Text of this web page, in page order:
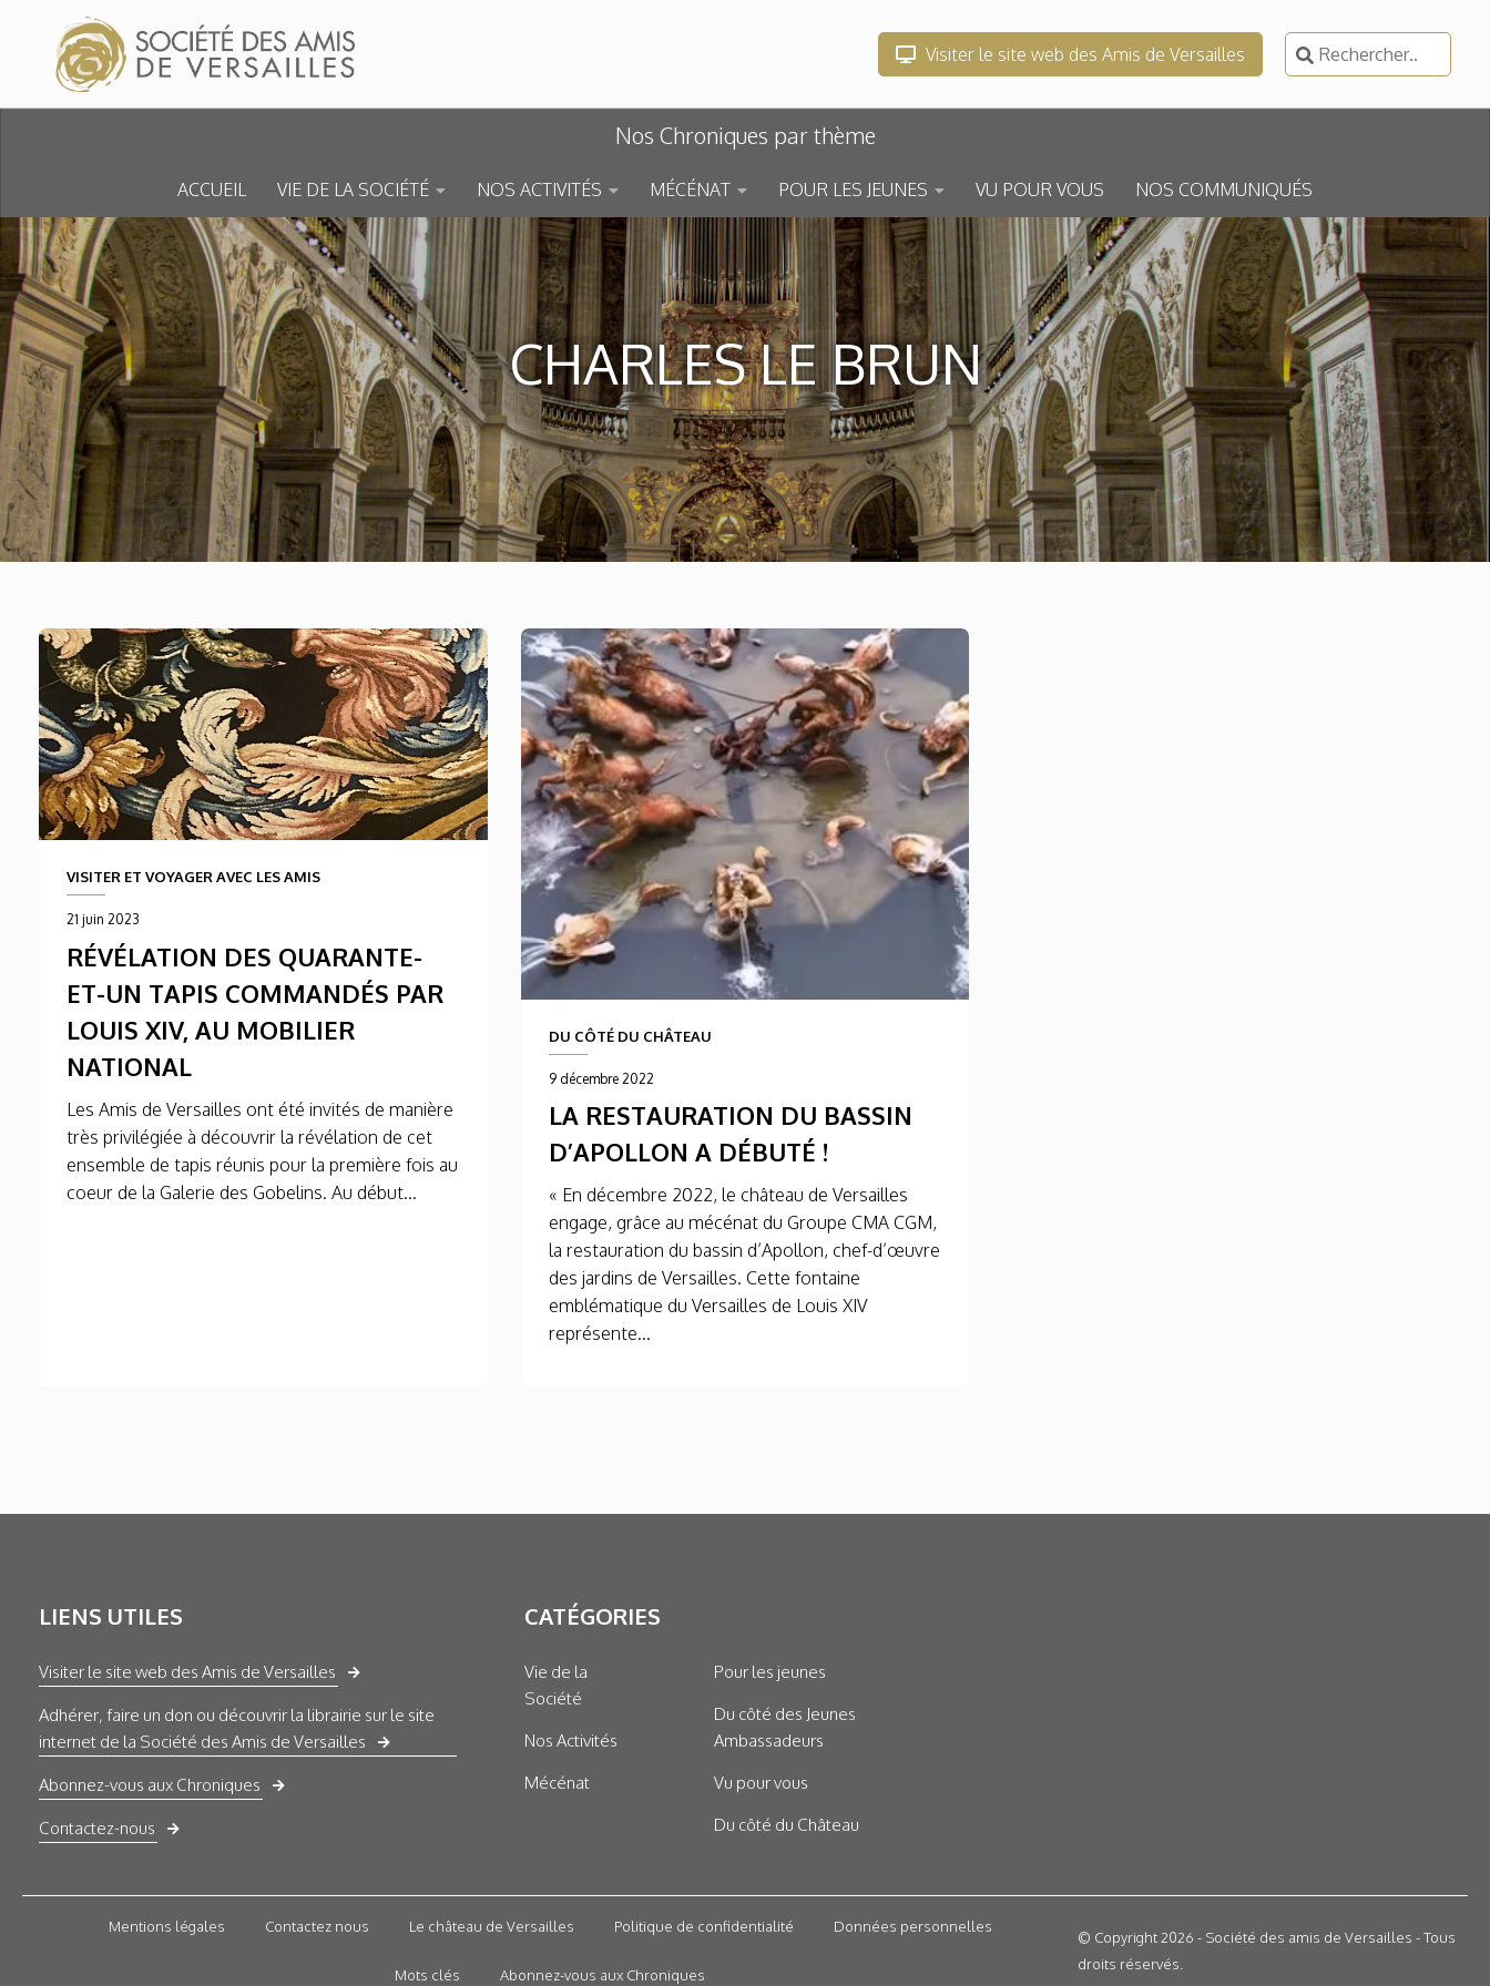
Skip to content
Visiter le site web des Amis de Versailles
Rechercher :
Nos Chroniques par thème
ACCUEIL VIE DE LA SOCIÉTÉ NOS ACTIVITÉS MÉCÉNAT POUR LES JEUNES VU POUR VOUS NOS COMMUNIQUÉS
CHARLES LE BRUN
VISITER ET VOYAGER AVEC LES AMIS
21 juin 2023
RÉVÉLATION DES QUARANTE-
ET-UN TAPIS COMMANDÉS PAR
LOUIS XIV, AU MOBILIER
NATIONAL
Les Amis de Versailles ont été invités de manière
très privilégiée à découvrir la révélation de cet
ensemble de tapis réunis pour la première fois au
coeur de la Galerie des Gobelins. Au début...
DU CÔTÉ DU CHÂTEAU
9 décembre 2022
LA RESTAURATION DU BASSIN
D’APOLLON A DÉBUTÉ !
« En décembre 2022, le château de Versailles
engage, grâce au mécénat du Groupe CMA CGM,
la restauration du bassin d’Apollon, chef-d’œuvre
des jardins de Versailles. Cette fontaine
emblématique du Versailles de Louis XIV
représente...
LIENS UTILES
Visiter le site web des Amis de Versailles
Adhérer, faire un don ou découvrir la librairie sur le site
internet de la Société des Amis de Versailles
Abonnez-vous aux Chroniques
Contactez-nous
CATÉGORIES
Vie de la
Société
Nos Activités
Mécénat
Pour les jeunes
Du côté des Jeunes
Ambassadeurs
Vu pour vous
Du côté du Château
Mentions légales Contactez nous Le château de Versailles Politique de confidentialité Données personnelles
Mots clés Abonnez-vous aux Chroniques
© Copyright 2026 - Société des amis de Versailles - Tous
droits réservés.